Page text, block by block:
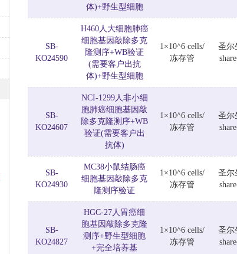
体)+野生型细胞
SB-
KO24590
H460人大细胞肺癌
细胞基因敲除多克
隆测序+WB验证
(需要客户出抗
体)+野生型细胞
1×10^6 cells/
冻存管
圣尔
SB-
KO24607
NCI-1299人非小细
胞肺癌细胞基因敲
除多克隆测序+WB
验证(需要客户出
抗体)
1×10^6 cells/
冻存管
圣尔
SB-
KO24930
MC38小鼠结肠癌
细胞基因敲除多克
隆测序验证
1×10^6 cells/
冻存管
圣尔
SB-
KO24827
HGC-27人胃癌细
胞基因敲除多克隆
测序+野生型细胞
+完全培养基
1×10^6 cells/
冻存管
圣尔